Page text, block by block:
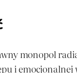
monopol
i emocjonalnej